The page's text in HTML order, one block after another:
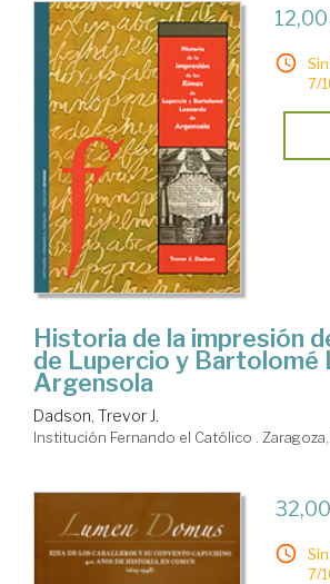
12,00
7/
Historia de la impresión
de Lupercio y Bartolomé
Argensola
Dadson, Trevor J.
Institución Fernando el Católico .
7/